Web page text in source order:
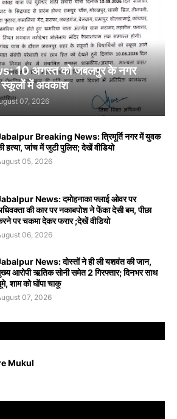
10 अगस्त को जबलपुर के नगर
स्कूलों में अवकाश
07, 2026
Breaking News: त्रिमूर्ति नगर में युवक
हत्या, जांच में जुटी पुलिस; देखें वीडियो
05, 2026
News: दमोहनाका फ्लाई ओवर पर
की कार पर नकाबपोश ने फेंका देसी बम, पीछा
पर चकमा देकर फरार ;देखें वीडियो
06, 2026
News: दोस्तों ने ही ली यशवंत की जान,
आरोपी ऋतिक सोनी समेत 2 गिरफ्तार; दिनभर साथ
शाम को घोंपा चाकू
07, 2026
Mukul